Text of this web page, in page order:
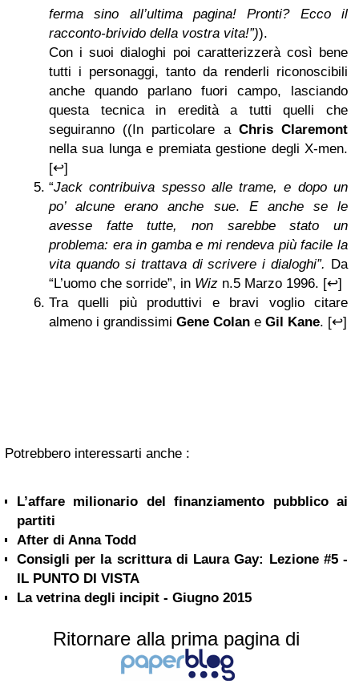
ferma sino all’ultima pagina! Pronti? Ecco il
racconto-brivido della vostra vita!”)).
Con i suoi dialoghi poi caratterizzerà così bene
tutti i personaggi, tanto da renderli riconoscibili
anche quando parlano fuori campo, lasciando
questa tecnica in eredità a tutti quelli che
seguiranno ((In particolare a Chris Claremont
nella sua lunga e premiata gestione degli X-men.
[↩]
“Jack contribuiva spesso alle trame, e dopo un
po’ alcune erano anche sue. E anche se le
avesse fatte tutte, non sarebbe stato un
problema: era in gamba e mi rendeva più facile la
vita quando si trattava di scrivere i dialoghi”. Da
“L’uomo che sorride”, in Wiz n.5 Marzo 1996. [↩]
Tra quelli più produttivi e bravi voglio citare
almeno i grandissimi Gene Colan e Gil Kane. [↩]
Potrebbero interessarti anche :
L’affare milionario del finanziamento pubblico ai
partiti
After di Anna Todd
Consigli per la scrittura di Laura Gay: Lezione #5 -
IL PUNTO DI VISTA
La vetrina degli incipit - Giugno 2015
Ritornare alla prima pagina di